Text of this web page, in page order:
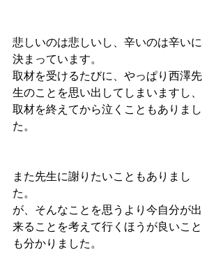
悲しいのは悲しいし、辛いのは辛いに
決まっています。
取材を受けるたびに、やっぱり西澤先
生のことを思い出してしまいますし、
取材を終えてから泣くこともありまし
た。
また先生に謝りたいこともありまし
た。
が、そんなことを思うより今自分が出
来ることを考えて行くほうが良いこと
も分かりました。